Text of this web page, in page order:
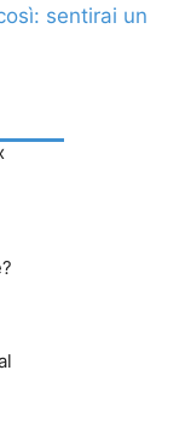
sentirai un